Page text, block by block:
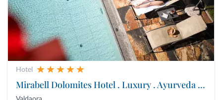
Hotel
Mirabell Dolomites Hotel . Luxury . Ayurveda & Spa